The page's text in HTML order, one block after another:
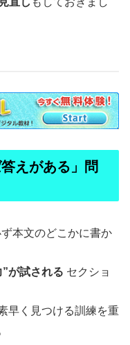
えがある」問
本文のどこかに書か
が試される セクショ
早く見つける訓練を重